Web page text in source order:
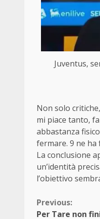
Juventus,
Non solo
mi piace tanto,
abbastanza
fermare. 9 ne ha
La conclusione
un’identità
l’obiettivo
Continue
Previous:
Per Tare non